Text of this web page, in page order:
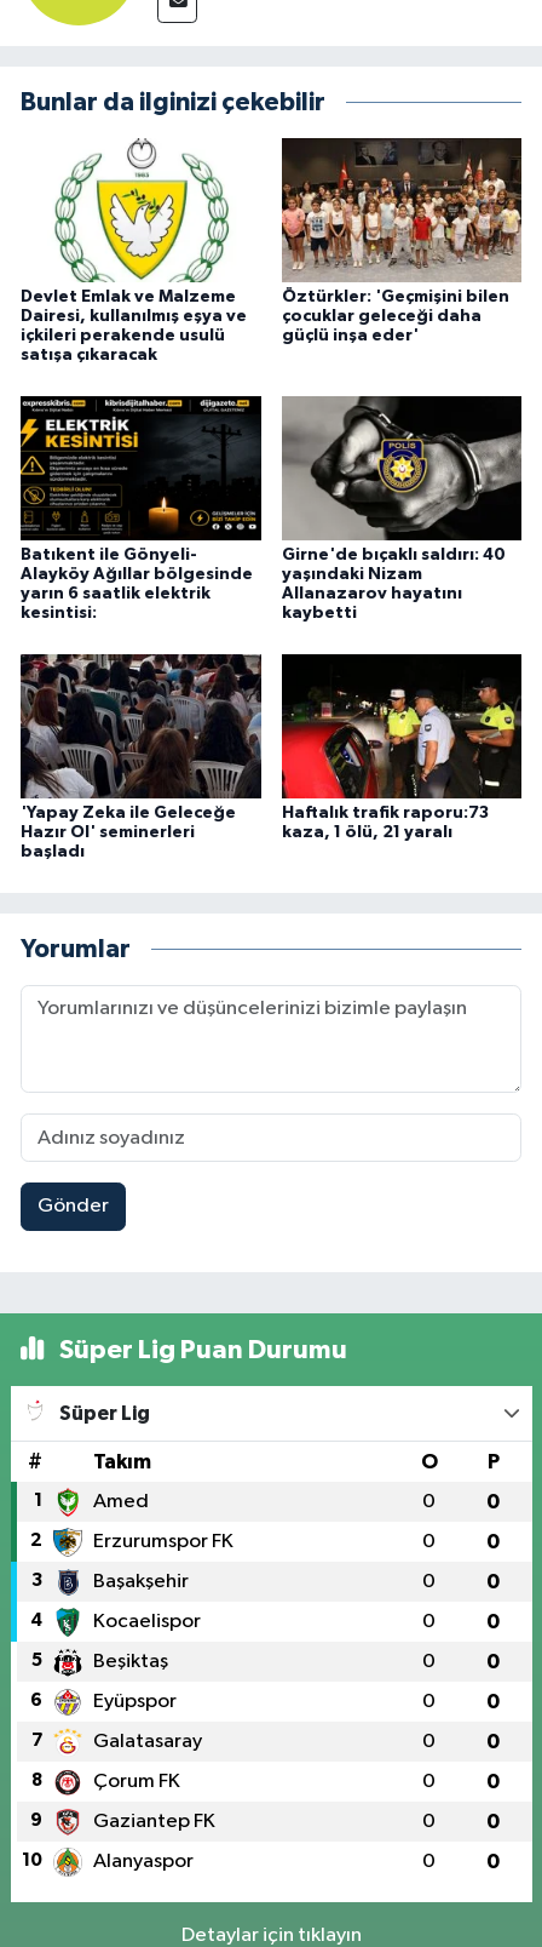
Bunlar da ilginizi çekebilir
Devlet Emlak ve Malzeme
Dairesi, kullanılmış eşya ve
içkileri perakende usulü
satışa çıkaracak
Öztürkler: 'Geçmişini bilen
çocuklar geleceği daha
güçlü inşa eder'
Batıkent ile Gönyeli-
Alayköy Ağıllar bölgesinde
yarın 6 saatlik elektrik
kesintisi:
Girne'de bıçaklı saldırı: 40
yaşındaki Nizam
Allanazarov hayatını
kaybetti
'Yapay Zeka ile Geleceğe
Hazır Ol' seminerleri
başladı
Haftalık trafik raporu:73
kaza, 1 ölü, 21 yaralı
Yorumlar
Gönder
Süper Lig Puan Durumu
Süper Lig
# Takım O P
1 Amed 0 0
2 Erzurumspor FK 0 0
3 Başakşehir 0 0
4 Kocaelispor 0 0
5 Beşiktaş 0 0
6 Eyüpspor 0 0
7 Galatasaray 0 0
8 Çorum FK 0 0
9 Gaziantep FK 0 0
10 Alanyaspor 0 0
Detaylar için tıklayın